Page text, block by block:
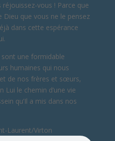
réjouissez-vous ! Parce que
Dieu que vous ne le pensez
dans cette espérance
une formidable
humaines qui nous
de nos frères et sœurs,
Lui le chemin d’une vie
qu’Il a mis dans nos
Laurent/Virton